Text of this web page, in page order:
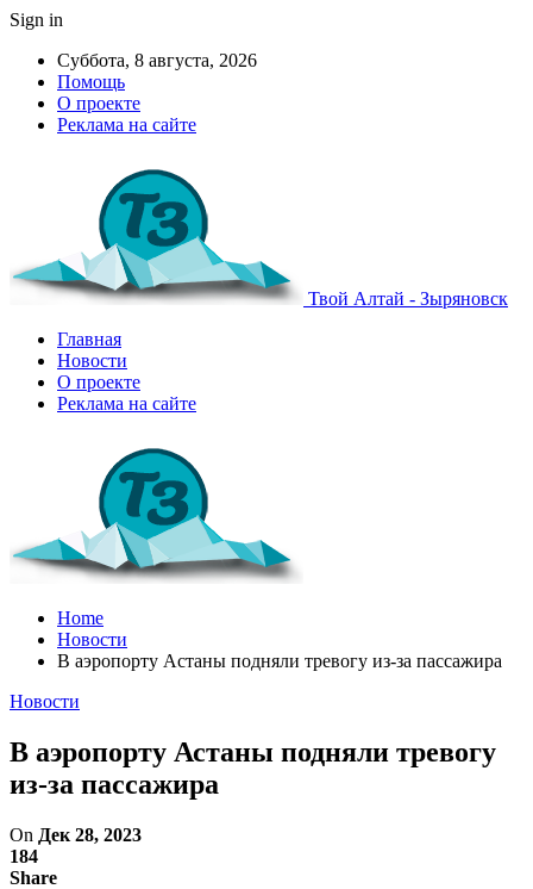
Sign in
Суббота, 8 августа, 2026
Помощь
О проекте
Реклама на сайте
Твой Алтай - Зыряновск
Главная
Новости
О проекте
Реклама на сайте
Home
Новости
В аэропорту Астаны подняли тревогу из-за пассажира
Новости
В аэропорту Астаны подняли тревогу
из-за пассажира
On Дек 28, 2023
184
Share